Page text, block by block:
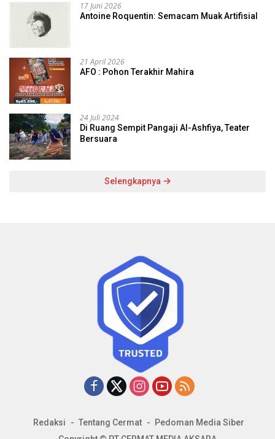
17 Juni 2026
Antoine Roquentin: Semacam Muak Artifisial
21 April 2026
AFO : Pohon Terakhir Mahira
24 Juli 2024
Di Ruang Sempit Pangaji Al-Ashfiya, Teater
Bersuara
Selengkapnya
Redaksi Tentang Cermat
Pedoman Media Siber